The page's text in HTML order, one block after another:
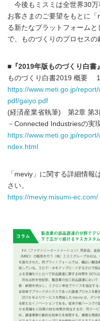
今後もミスミは全世界30万
お客さまのご要望をもとに
る新たなプラットフォーム
で、ものづくりのプロセスの
■『2019年版ものづくり白書
ものづくり白書2019 概要
https://www.meti.go.jp/
pdf/gaiyo.pdf
(経済産業省執筆) 第2章 第3
－Connected Industriesの
https://www.meti.go.jp/
ndex.html
「meviy」に関する詳細情
さい。
https://meviy.misumi-ec.com/